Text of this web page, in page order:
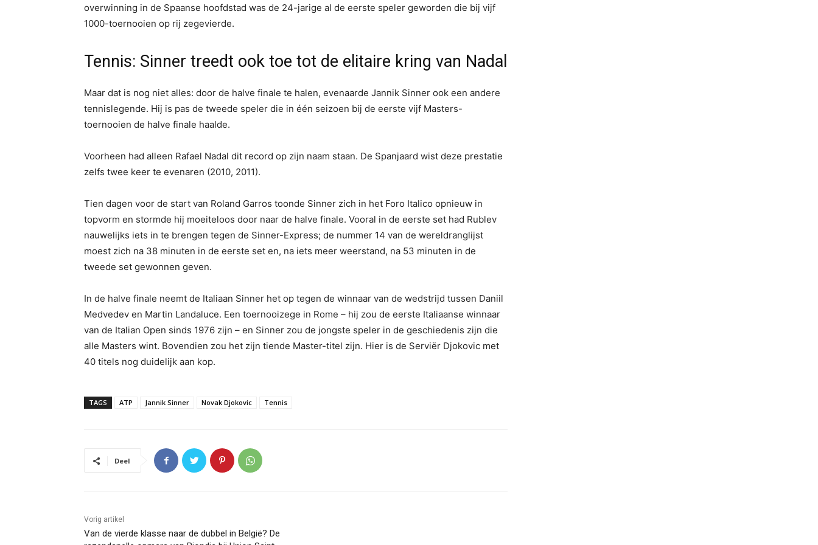
overwinning in de Spaanse hoofdstad was de 24-jarige al de eerste speler geworden die bij vijf
1000-toernooien op rij zegevierde.
Tennis: Sinner treedt ook toe tot de elitaire kring van Nadal
Maar dat is nog niet alles: door de halve finale te halen, evenaarde Jannik Sinner ook een andere
tennislegende. Hij is pas de tweede speler die in één seizoen bij de eerste vijf Masters-
toernooien de halve finale haalde.
Voorheen had alleen Rafael Nadal dit record op zijn naam staan. De Spanjaard wist deze prestatie
zelfs twee keer te evenaren (2010, 2011).
Tien dagen voor de start van Roland Garros toonde Sinner zich in het Foro Italico opnieuw in
topvorm en stormde hij moeiteloos door naar de halve finale. Vooral in de eerste set had Rublev
nauwelijks iets in te brengen tegen de Sinner-Express; de nummer 14 van de wereldranglijst
moest zich na 38 minuten in de eerste set en, na iets meer weerstand, na 53 minuten in de
tweede set gewonnen geven.
In de halve finale neemt de Italiaan Sinner het op tegen de winnaar van de wedstrijd tussen Daniil
Medvedev en Martin Landaluce. Een toernooizege in Rome – hij zou de eerste Italiaanse winnaar
van de Italian Open sinds 1976 zijn – en Sinner zou de jongste speler in de geschiedenis zijn die
alle Masters wint. Bovendien zou het zijn tiende Master-titel zijn. Hier is de Serviër Djokovic met
40 titels nog duidelijk aan kop.
TAGS ATP Jannik Sinner Novak Djokovic Tennis
Deel
Vorig artikel
Van de vierde klasse naar de dubbel in België? De